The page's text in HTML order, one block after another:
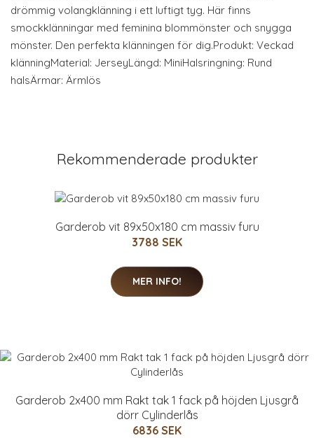
drömmig volangklänning i ett luftigt tyg. Här finns
smockklänningar med feminina blommönster och snygga
mönster. Den perfekta klänningen för dig.Produkt: Veckad
klänningMaterial: JerseyLängd: MiniHalsringning: Rund
halsÄrmar: Ärmlös
Rekommenderade produkter
Garderob vit 89x50x180 cm massiv furu
3788 SEK
MER INFO!
Garderob 2x400 mm Rakt tak 1 fack på höjden Ljusgrå
dörr Cylinderlås
6836 SEK